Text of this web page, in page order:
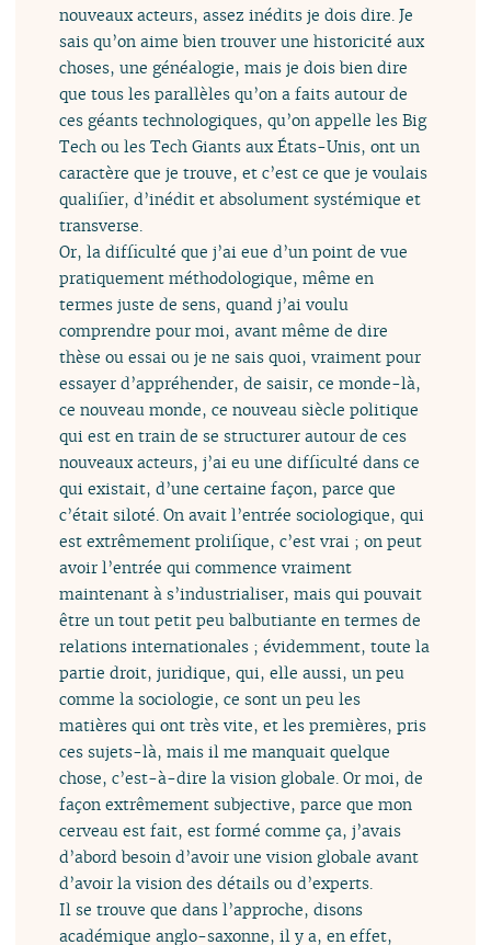
nouveaux acteurs, assez inédits je dois dire. Je
sais qu’on aime bien trouver une historicité aux
choses, une généalogie, mais je dois bien dire
que tous les parallèles qu’on a faits autour de
ces géants technologiques, qu’on appelle les Big
Tech ou les Tech Giants aux États-Unis, ont un
caractère que je trouve, et c’est ce que je voulais
qualifier, d’inédit et absolument systémique et
transverse.
Or, la difficulté que j’ai eue d’un point de vue
pratiquement méthodologique, même en
termes juste de sens, quand j’ai voulu
comprendre pour moi, avant même de dire
thèse ou essai ou je ne sais quoi, vraiment pour
essayer d’appréhender, de saisir, ce monde-là,
ce nouveau monde, ce nouveau siècle politique
qui est en train de se structurer autour de ces
nouveaux acteurs, j’ai eu une difficulté dans ce
qui existait, d’une certaine façon, parce que
c’était siloté. On avait l’entrée sociologique, qui
est extrêmement prolifique, c’est vrai ; on peut
avoir l’entrée qui commence vraiment
maintenant à s’industrialiser, mais qui pouvait
être un tout petit peu balbutiante en termes de
relations internationales ; évidemment, toute la
partie droit, juridique, qui, elle aussi, un peu
comme la sociologie, ce sont un peu les
matières qui ont très vite, et les premières, pris
ces sujets-là, mais il me manquait quelque
chose, c’est-à-dire la vision globale. Or moi, de
façon extrêmement subjective, parce que mon
cerveau est fait, est formé comme ça, j’avais
d’abord besoin d’avoir une vision globale avant
d’avoir la vision des détails ou d’experts.
Il se trouve que dans l’approche, disons
académique anglo-saxonne, il y a, en effet,